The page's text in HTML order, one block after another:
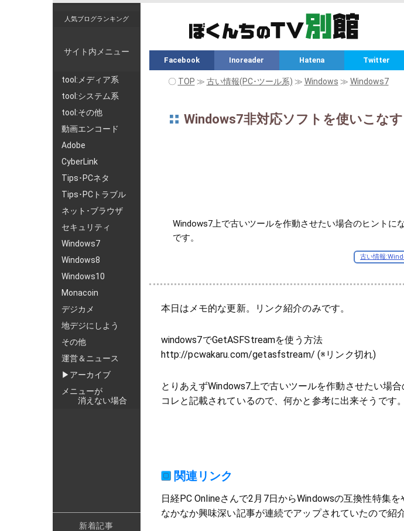
人気ブログランキング
サイト内メニュー
tool:メディア系
tool:システム系
tool:その他
動画エンコード
Adobe
CyberLink
Tips･PCネタ
Tips･PCトラブル
ネット･ブラウザ
セキュリティ
Windows7
Windows8
Windows10
Monacoin
デジカメ
地デジにしよう
その他
運営＆ニュース
▶アーカイブ
メニューが
消えない場合
Facebook Inoreader Hatena Twitter
〇 TOP ≫ 古い情報(PC･ツール系) ≫ Windows ≫ Windows7
Windows7非対応ソフトを使いこな
Windows7上で古いツールを作動させたい場合のヒントに
です。
古い情報
本日はメモ的な更新。リンク紹介のみです。
windows7でGetASFStreamを使う方法
http://pcwakaru.com/getasfstream/ (※リンク切れ)
とりあえずWindows7上で古いツールを作動させたい場
コレと記載されているので、何かと参考に出来そうです。
関連リンク
日経PC Onlineさんで2月7日からWindowsの互換性特集を
なかなか興味深い記事が連続でアップされていたので紹介
新着記事